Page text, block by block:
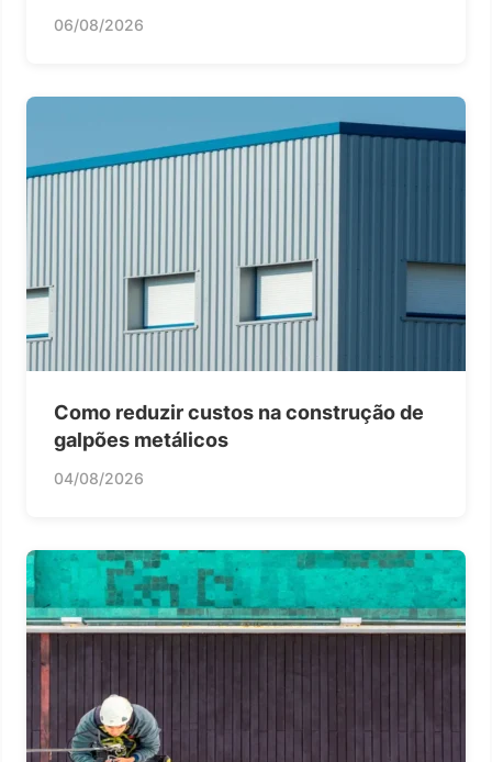
06/08/2026
Como reduzir custos na construção de
galpões metálicos
04/08/2026